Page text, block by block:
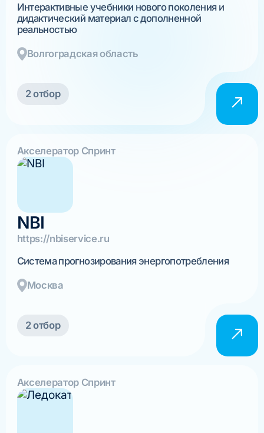
Интерактивные учебники нового поколения и
дидактический материал с дополненной
реальностью
Волгоградская область
2 отбор
Акселератор Спринт
NBI
https://nbiservice.ru
Cистема прогнозирования энергопотребления
Москва
2 отбор
Акселератор Спринт